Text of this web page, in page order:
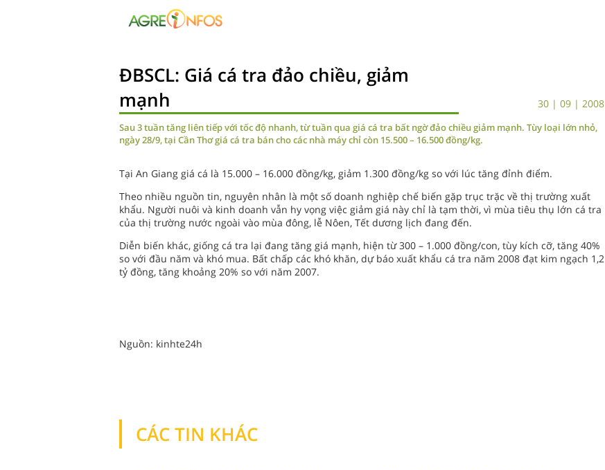
ĐBSCL: Giá cá tra đảo chiều, giảm
mạnh
30 | 09 | 2008
Sau 3 tuần tăng liên tiếp với tốc độ nhanh, từ tuần qua giá cá tra bất ngờ đảo chiều giảm mạnh. Tùy loại lớn nhỏ,
ngày 28/9, tại Cần Thơ giá cá tra bán cho các nhà máy chỉ còn 15.500 – 16.500 đồng/kg.
Tại An Giang giá cá là 15.000 – 16.000 đồng/kg, giảm 1.300 đồng/kg so với lúc tăng đỉnh điểm.
Theo nhiều nguồn tin, nguyên nhân là một số doanh nghiệp chế biến gặp trục trặc về thị trường xuất
khẩu. Người nuôi và kinh doanh vẫn hy vọng việc giảm giá này chỉ là tạm thời, vì mùa tiêu thụ lớn cá tra
của thị trường nước ngoài vào mùa đông, lễ Nôen, Tết dương lịch đang đến.
Diễn biến khác, giống cá tra lại đang tăng giá mạnh, hiện từ 300 – 1.000 đồng/con, tùy kích cỡ, tăng 40%
so với đầu năm và khó mua. Bất chấp các khó khăn, dự báo xuất khẩu cá tra năm 2008 đạt kim ngạch 1,2
tỷ đồng, tăng khoảng 20% so với năm 2007.
Nguồn: kinhte24h
CÁC TIN KHÁC